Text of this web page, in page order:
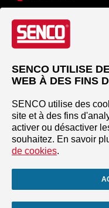
SENCO UTILISE
WEB À DES FINS
SENCO utilise des
site et à des fins
activer ou désactiver
souhaitez. En savoir
de cookies.